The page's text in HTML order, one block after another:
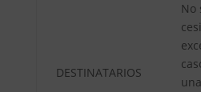
DESTINATARIOS
No